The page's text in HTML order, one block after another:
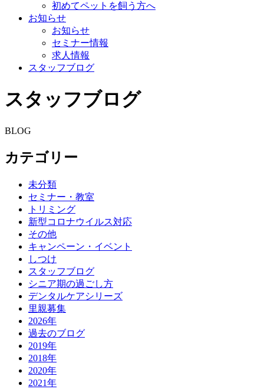
初めてペットを飼う方へ
お知らせ
お知らせ
セミナー情報
求人情報
スタッフブログ
スタッフブログ
BLOG
カテゴリー
未分類
セミナー・教室
トリミング
新型コロナウイルス対応
その他
キャンペーン・イベント
しつけ
スタッフブログ
シニア期の過ごし方
デンタルケアシリーズ
里親募集
2026年
過去のブログ
2019年
2018年
2020年
2021年